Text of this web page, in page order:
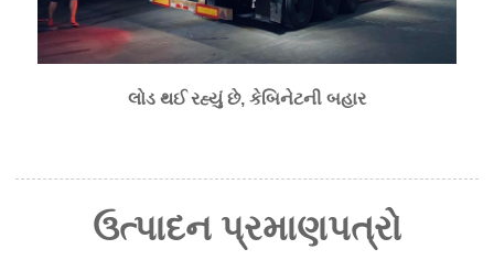
લોડ થઈ રહ્યું છે, કેબિનેટની બહાર
ઉત્પાદન પ્રમાણપત્રો